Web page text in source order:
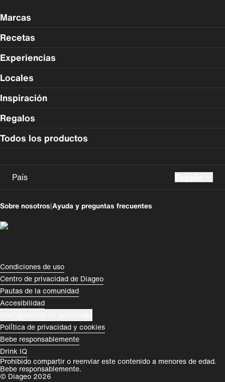
Marcas
Recetas
Experiencias
Locales
Inspiración
Regalos
Todos los productos
País
România
Rest of World
Sobre nosotros|Ayuda y preguntas frecuentes
Compliance Footer
Condiciones de uso
Centro de privacidad de Diageo
Pautas de la comunidad
Accesibilidad
Política de privacidad y cookies
Bebe responsablemente
Drink IQ
Prohibido compartir o reenviar este contenido a menores de edad.
Bebe responsablemente.
© Diageo 2026